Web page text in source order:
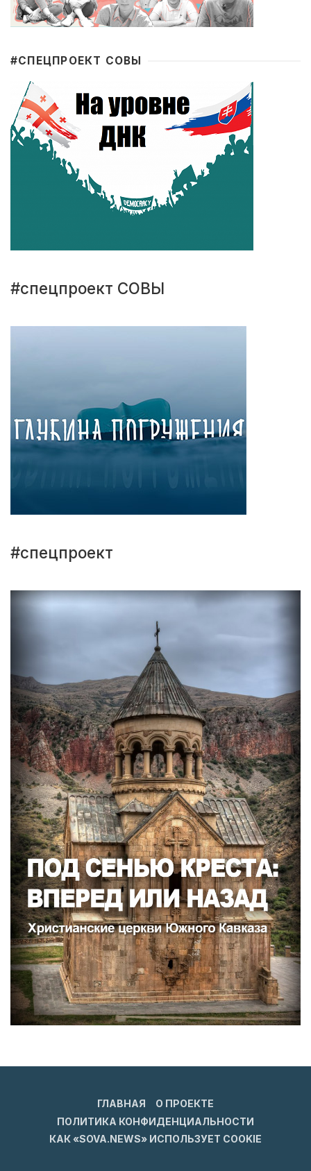
#CПЕЦПРОЕКТ СОВЫ
#спецпроект СОВЫ
#спецпроект
ГЛАВНАЯ
О ПРОЕКТЕ
ПОЛИТИКА КОНФИДЕНЦИАЛЬНОСТИ
КАК «SOVA.NEWS» ИСПОЛЬЗУЕТ COOKIE